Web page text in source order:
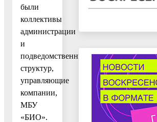
были
коллективы
администрации
и
подведомственных
структур,
управляющие
компании,
МБУ
«БИО».